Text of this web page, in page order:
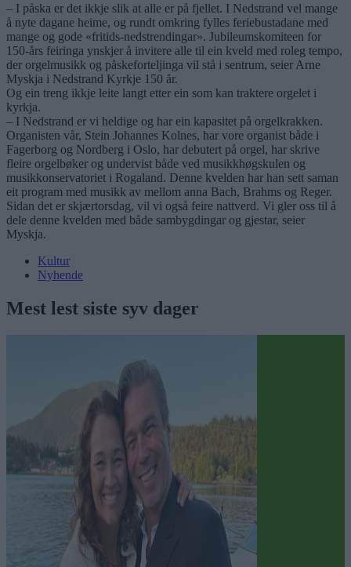
– I påska er det ikkje slik at alle er på fjellet. I Nedstrand vel mange
å nyte dagane heime, og rundt omkring fylles feriebustadane med
mange og gode «fritids-nedstrendingar». Jubileumskomiteen for
150-års feiringa ynskjer å invitere alle til ein kveld med roleg tempo,
der orgelmusikk og påskeforteljinga vil stå i sentrum, seier Arne
Myskja i Nedstrand Kyrkje 150 år.
Og ein treng ikkje leite langt etter ein som kan traktere orgelet i
kyrkja.
– I Nedstrand er vi heldige og har ein kapasitet på orgelkrakken.
Organisten vår, Stein Johannes Kolnes, har vore organist både i
Fagerborg og Nordberg i Oslo, har debutert på orgel, har skrive
fleire orgelbøker og undervist både ved musikkhøgskulen og
musikkonservatoriet i Rogaland. Denne kvelden har han sett saman
eit program med musikk av mellom anna Bach, Brahms og Reger.
Sidan det er skjærtorsdag, vil vi også feire nattverd. Vi gler oss til å
dele denne kvelden med både sambygdingar og gjestar, seier
Myskja.
Kultur
Nyhende
Mest lest siste syv dager